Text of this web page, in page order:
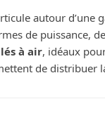
autour
de puissance,
à air, idéaux
de distribuer